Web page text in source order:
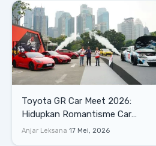
Toyota GR Car Meet 2026:
Hidupkan Romantisme Car
Culture Era 90-an
Anjar Leksana 17 Mei, 2026